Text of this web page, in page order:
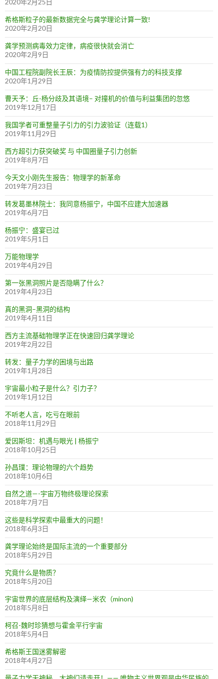
希格斯粒子的最新数据完全与龚学理论计算一致!
2020年2月20日
龚学预测病毒效力定律，病疫很快就会消亡
2020年2月9日
中国工程院副院长王辰：为疫情防控提供强有力的科技支撑
2020年1月29日
曹天予：丘-杨分歧及其语境– 对撞机的价值与利益集团的忽悠
2019年12月17日
我国学者可重整量子引力的引力波验证（连载1）
2019年11月29日
西方超引力获突破奖 与 中国圈量子引力创新
2019年8月7日
今天文小刚先生报告：物理学的新革命
2019年7月23日
转发葛墨林院士：我同意杨振宁，中国不应建大加速器
2019年6月7日
杨振宁：盛宴已过
2019年5月1日
万能物理学
2019年4月29日
第一张黑洞照片是否隐瞒了什么？
2019年4月23日
真的黑洞–黑洞的结构
2019年4月11日
西方主流基础物理学正在快速回归龚学理论
2019年2月22日
转发：量子力学的困境与出路
2019年1月28日
宇宙最小粒子是什么？引力子？
2019年1月12日
不听老人言，吃亏在眼前
2018年11月29日
爱因斯坦：机遇与眼光 | 杨振宁
2018年10月25日
孙昌璞：理论物理的六个趋势
2018年10月6日
自然之道—-宇宙万物终极理论探索
2018年7月7日
这些是科学探索中最重大的问题！
2018年6月3日
龚学理论始终是国际主流的一个重要部分
2018年5月29日
究竟什么是物质？
2018年5月20日
宇宙世界的底层结构及演绎—米农（minon)
2018年5月8日
柯召-魏时珍猜想与霍金平行宇宙
2018年5月4日
希格斯王国迷雾解密
2018年4月27日